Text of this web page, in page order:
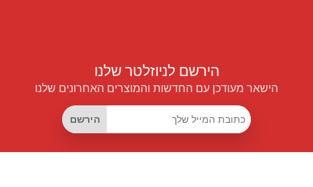
הירשם לניוזלטר שלנו
הישאר מעודכן עם החדשות והמוצרים האחרונים שלנו
הירשם